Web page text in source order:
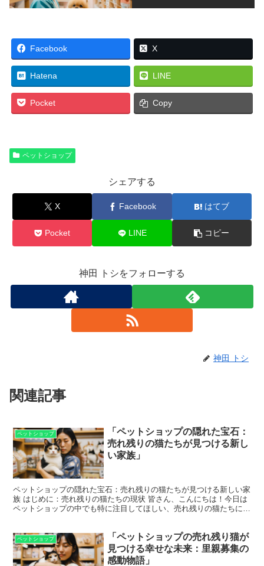
Facebook X
Hatena LINE
Pocket Copy
ペットショップ
シェアする
X Facebook はてブ
Pocket LINE コピー
神田 トシをフォローする
神田 トシ
関連記事
ペットショップ
「ペットショップの隠れた宝石：
売れ残りの猫たちが見つける新し
い家族」
ペットショップの隠れた宝石：売れ残りの猫たちが見つける新しい家
族 はじめに：売れ残りの猫たちの現状 皆さん、こんにちは！今日は
ペットショップの中でも特に注目してほしい、売れ残りの猫たちにス
ペットショップ
「ペットショップの売れ残り猫が
見つける幸せな未来：里親募集の
感動物語」